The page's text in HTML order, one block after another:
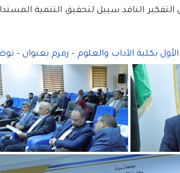
التفكير الناقد سبيل لتحقيق التنمية
الأول بكلية الآداب والعلوم – زمزم بعنوان